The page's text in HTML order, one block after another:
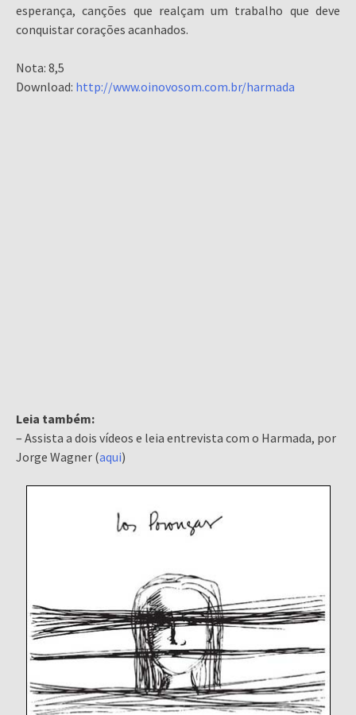
esperança, canções que realçam um trabalho que deve
conquistar corações acanhados.
Nota: 8,5
Download: http://www.oinovosom.com.br/harmada
Leia também:
– Assista a dois vídeos e leia entrevista com o Harmada, por
Jorge Wagner (aqui)